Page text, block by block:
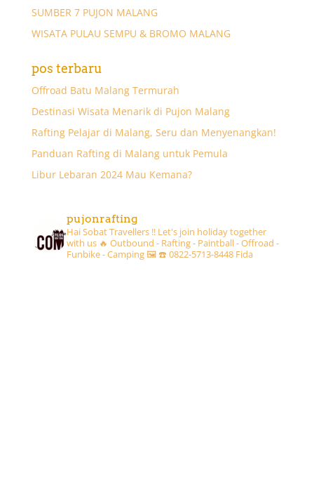
SUMBER 7 PUJON MALANG
WISATA PULAU SEMPU & BROMO MALANG
pos terbaru
Offroad Batu Malang Termurah
Destinasi Wisata Menarik di Pujon Malang
Rafting Pelajar di Malang, Seru dan Menyenangkan!
Panduan Rafting di Malang untuk Pemula
Libur Lebaran 2024 Mau Kemana?
pujonrafting
Hai Sobat Travellers !! Let's join holiday together
with us 🔥 Outbound - Rafting - Paintball - Offroad -
Funbike - Camping 🖼☎️ 0822-5713-8448 Fida